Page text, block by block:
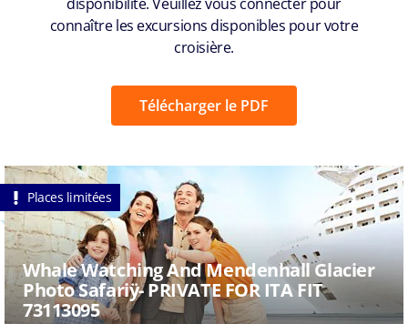
connaître les excursions disponibles pour votre
croisière.
Télécharger le PDF
Places limitées
Whale Watching And Mendenhall Glacier
Photo Safariÿ- PRIVATE FOR ITA FIT
73113095